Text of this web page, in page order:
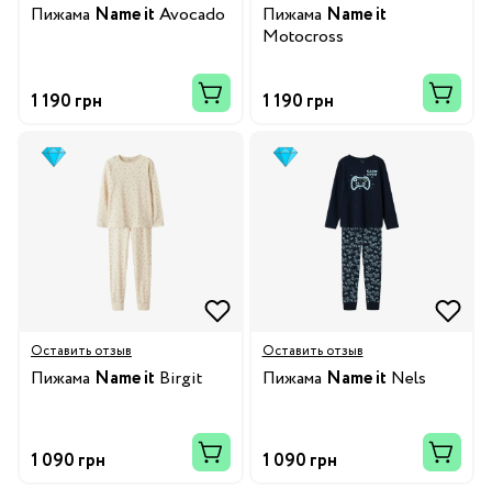
Пижама Name it Avocado
1 190 грн
Пижама Name it
Motocross
1 190 грн
Оставить отзыв
Пижама Name it Birgit
1 090 грн
Оставить отзыв
Пижама Name it Nels
1 090 грн